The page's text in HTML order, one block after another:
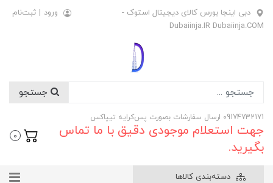
دبی اینجا بورس کالای دیجیتال استوک -
Dubaiinja.IR Dubaiinja.COM
ورود | ثبت‌نام
09174732171 ارسال سفارشات بصورت پس‌کرایه تیپاکس
جهت استعلام موجودی دقیق با ما تماس
بگیرید.
0
دسته‌بندی کالاها